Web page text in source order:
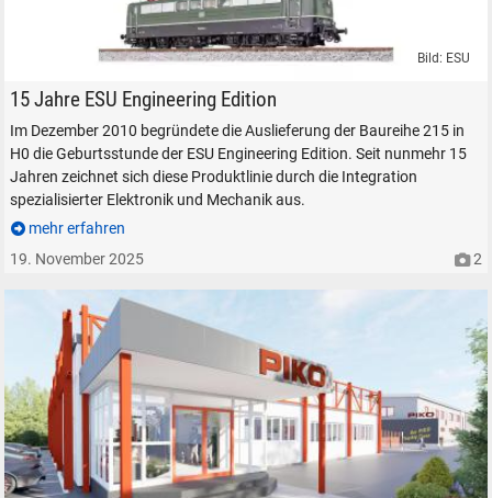
Elektrolokomotive DB Baureihe BR 151 ESU in H0 Neuheit
Bild: ESU
15 Jahre ESU Engineering Edition
Im Dezember 2010 begründete die Auslieferung der Baureihe 215 in
H0 die Geburtsstunde der ESU Engineering Edition. Seit nunmehr 15
Jahren zeichnet sich diese Produktlinie durch die Integration
spezialisierter Elektronik und Mechanik aus.
mehr erfahren
19. November 2025
2